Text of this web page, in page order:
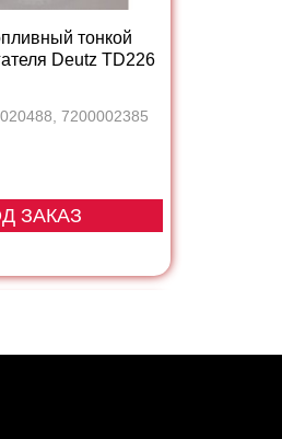
тонкой
Deutz TD226
7200002385
ЗАКАЗ